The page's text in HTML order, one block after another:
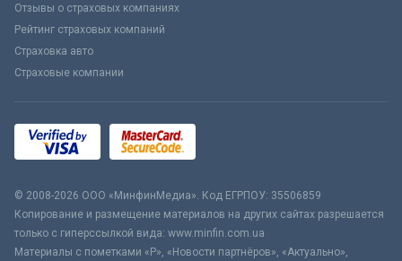
Отзывы о страховых компаниях
Рейтинг страховых компаний
Страховка авто
Страховые компании
© 2008-2026 ООО «МинфинМедиа». Код ЕГРПОУ: 35506859
Копирование и размещение материалов на других сайтах разрешается
только с гиперссылкой вида: www.minfin.com.ua
Материалы с пометками «Р», «Новости партнёров», «Актуально»,